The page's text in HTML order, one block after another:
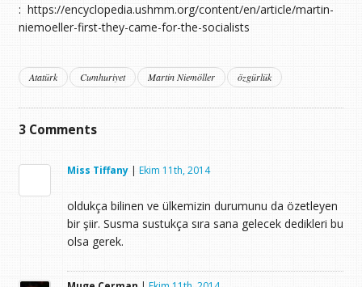
: https://encyclopedia.ushmm.org/content/en/article/martin-
niemoeller-first-they-came-for-the-socialists
Atatürk Cumhuriyet Martin Niemöller özgürlük
3Comments
Miss Tiffany| Ekim 11th, 2014
oldukça bilinen ve ülkemizin durumunu da özetleyen
bir şiir. Susma sustukça sıra sana gelecek dedikleri bu
olsa gerek.